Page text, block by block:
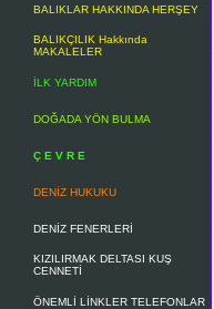
BALIKLAR HAKKINDA HERŞEY
BALIKÇILIK Hakkında
MAKALELER
İLK YARDIM
DOĞADA YÖN BULMA
Ç E V R E
DENİZ HUKUKU
DENİZ FENERLERİ
KIZILIRMAK DELTASI KUŞ
CENNETİ
ÖNEMLİ LİNKLER TELEFONLAR